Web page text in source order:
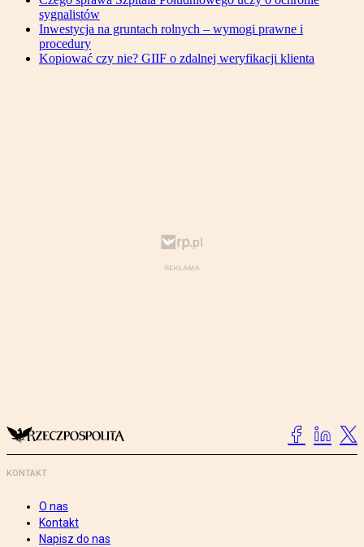
sygnalistów
Inwestycja na gruntach rolnych – wymogi prawne i
procedury
Kopiować czy nie? GIIF o zdalnej weryfikacji klienta
KONTAKT
O nas
Kontakt
Napisz do nas